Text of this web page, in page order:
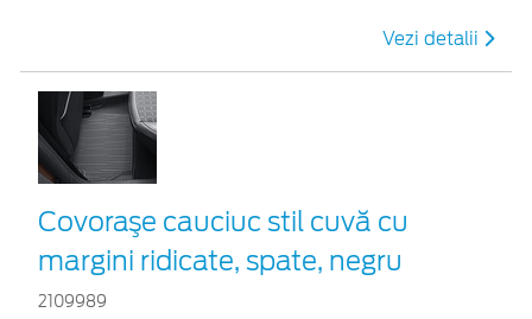
Vezi detalii
Covoraşe cauciuc stil cuvă cu
margini ridicate, spate, negru
2109989